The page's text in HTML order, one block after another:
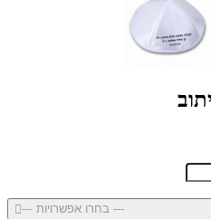
--- בחרו אפשרויות ---